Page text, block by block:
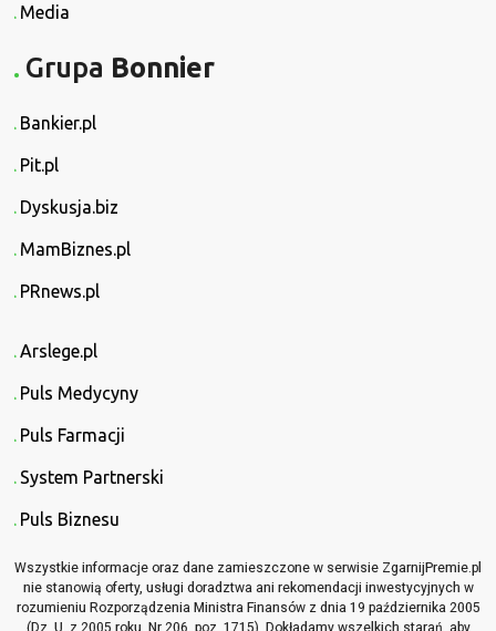
Media
Grupa Bonnier
Bankier.pl
Pit.pl
Dyskusja.biz
MamBiznes.pl
PRnews.pl
Arslege.pl
Puls Medycyny
Puls Farmacji
System Partnerski
Puls Biznesu
Wszystkie informacje oraz dane zamieszczone w serwisie ZgarnijPremie.pl
nie stanowią oferty, usługi doradztwa ani rekomendacji inwestycyjnych w
rozumieniu Rozporządzenia Ministra Finansów z dnia 19 października 2005
(Dz. U. z 2005 roku, Nr 206, poz. 1715). Dokładamy wszelkich starań, aby